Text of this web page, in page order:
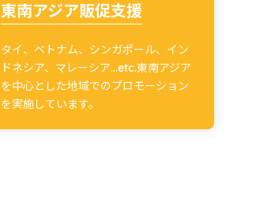
東南アジア販促支援
タイ、ベトナム、シンガポール、イン
ドネシア、マレーシア…etc.東南アジア
を中心とした地域でのプロモーション
を実施しています。